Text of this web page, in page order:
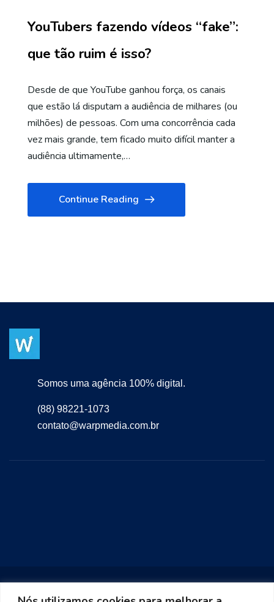
YouTubers fazendo vídeos “fake”:
que tão ruim é isso?
Desde de que YouTube ganhou força, os canais
que estão lá disputam a audiência de milhares (ou
milhões) de pessoas. Com uma concorrência cada
vez mais grande, tem ficado muito difícil manter a
audiência ultimamente,…
Continue Reading
Somos uma agência 100% digital.
(88) 98221-1073
contato@warpmedia.com.br